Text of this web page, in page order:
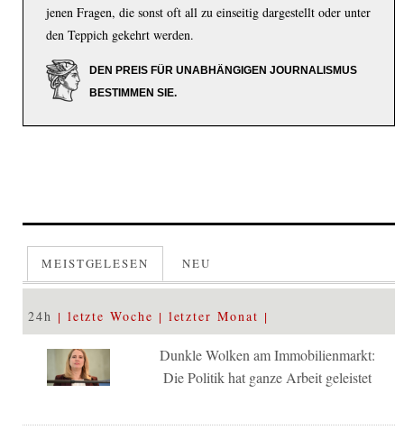
jenen Fragen, die sonst oft all zu einseitig dargestellt oder unter
den Teppich gekehrt werden.
DEN PREIS FÜR UNABHÄNGIGEN JOURNALISMUS
BESTIMMEN SIE.
MEISTGELESEN NEU
24h letzte Woche letzter Monat
Dunkle Wolken am Immobilienmarkt:
Die Politik hat ganze Arbeit geleistet